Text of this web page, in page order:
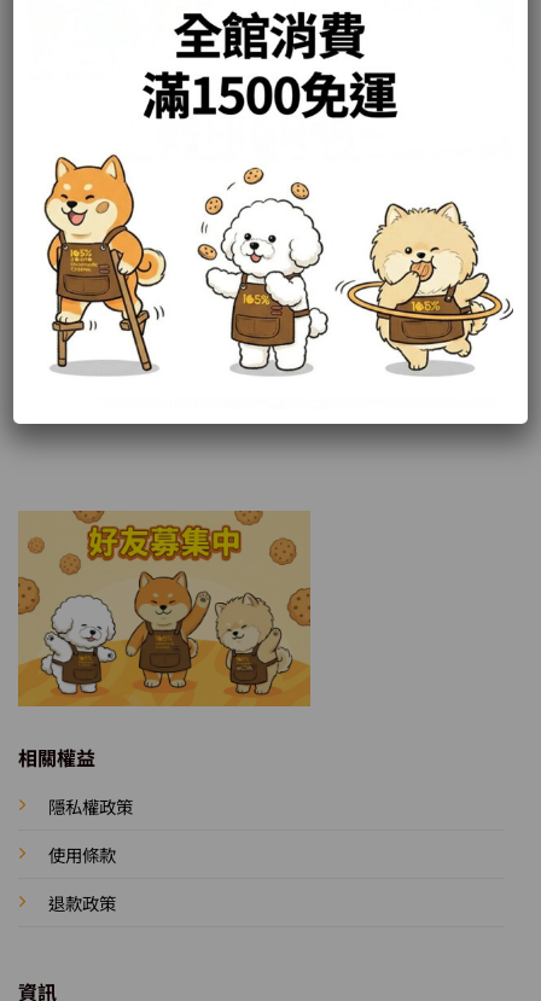
香脆爽口 樸實而平凡
沒有別的 吃了你就懂
多一份用心 經典傳承
只願給你 幸福的味道
相關權益
隱私權政策
使用條款
退款政策
資訊
聯絡資訊
樂享食品行
統一編號 95147686
電話: 02-2986-0399